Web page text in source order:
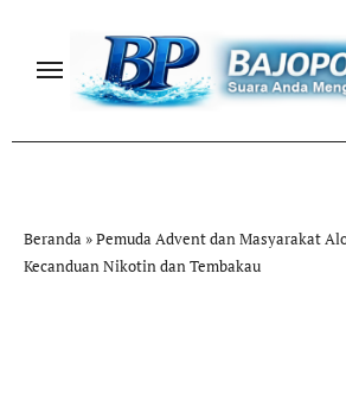
content
Beranda »Pemuda Advent dan Masyarakat
Kecanduan Nikotin dan Tembakau